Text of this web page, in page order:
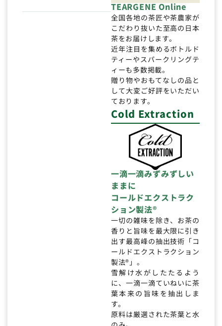
TEARGENE Online
全国各地の茶匠や茶農家が
こだわり抜いた至高の日本
茶をお届けします。
近年注目を集めるボトルド
ティーやスパークリングテ
ィーも多数掲載。
贈り物やおもてなしの品と
して大変ご好評をいただい
ております。
Cold Extraction
一滴一滴みずみずしい
ままに
コールドエクストラク
ション製法®
一切の雑味を除き、お茶の
香りと旨味を最大限に引き
出す最高峰の抽出技術「コ
ールドエクストラクション
製法®」。
雪解け水がしたたるよう
に、一滴一滴ていねいに茶
葉本来の旨味を抽出しま
す。
原料は厳選された茶葉と水